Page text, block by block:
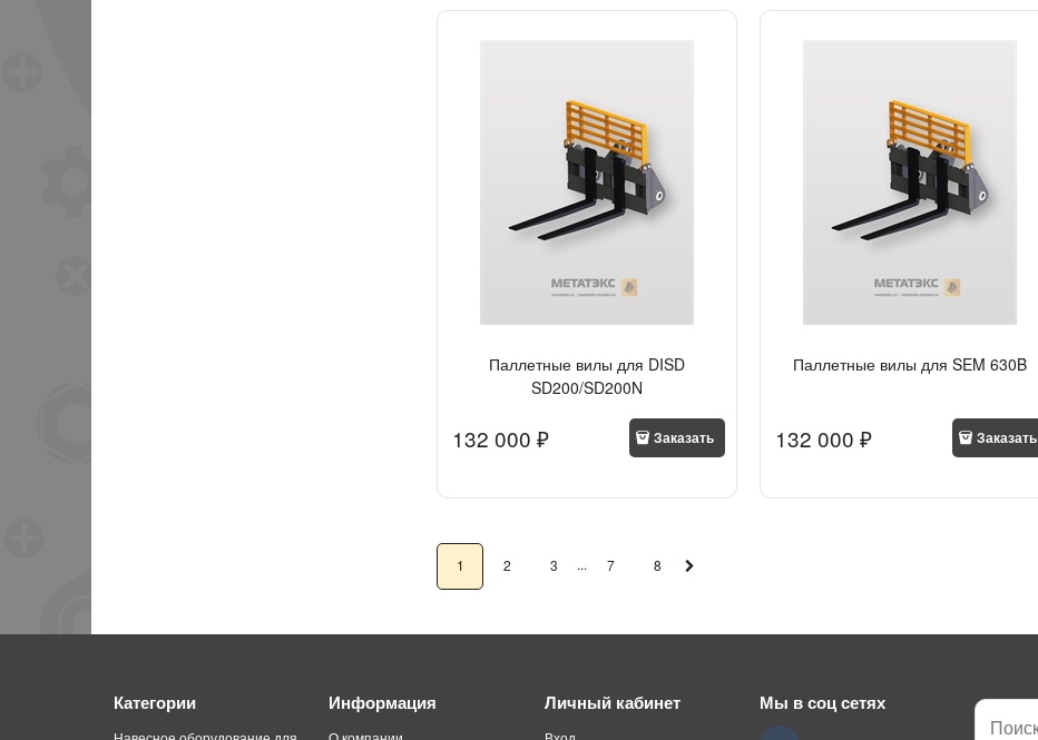
Паллетные вилы для DISD
SD200/SD200N
132 000 ₽ Заказать
Паллетные вилы для SEM 630B
132 000 ₽ Заказать
1 2 3 ... 7 8
Категории Информация Личный кабинет Мы в соц сетях